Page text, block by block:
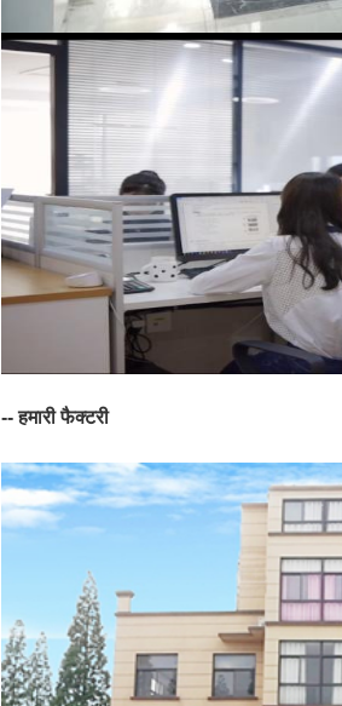
-- हमारी फैक्टरी